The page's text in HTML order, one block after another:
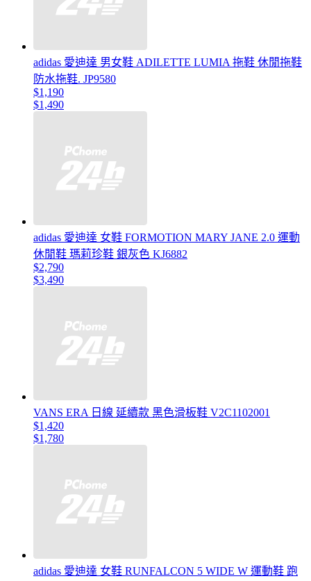
adidas 愛迪達 男女鞋 ADILETTE LUMIA 拖鞋 休閒拖鞋
防水拖鞋. JP9580
$1,190
$1,490
adidas 愛迪達 女鞋 FORMOTION MARY JANE 2.0 運動
休閒鞋 瑪莉珍鞋 銀灰色 KJ6882
$2,790
$3,490
VANS ERA 日線 延續款 黑色滑板鞋 V2C1102001
$1,420
$1,780
adidas 愛迪達 女鞋 RUNFALCON 5 WIDE W 運動鞋 跑